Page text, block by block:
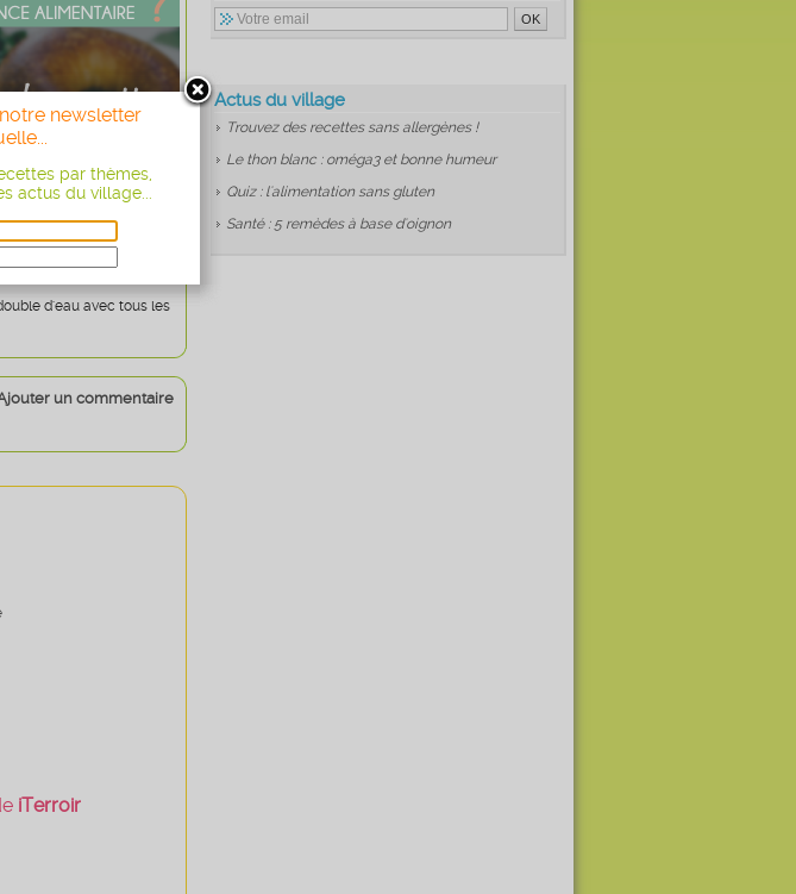
Actus du village
Trouvez des recettes sans allergènes !
Le thon blanc : oméga3 et bonne humeur
Quiz : l'alimentation sans gluten
Santé : 5 remèdes à base d'oignon
d'eau avec tous les
un commentaire
iTerroir
newsletter
par thèmes,
actus du village...
* obligatoire